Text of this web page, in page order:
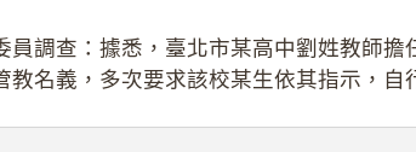
員調查：據悉，臺北市某高中劉姓教師擔
教名義，多次要求該校某生依其指示，自